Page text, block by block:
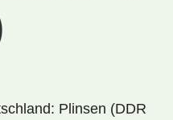
Plinsen (DDR